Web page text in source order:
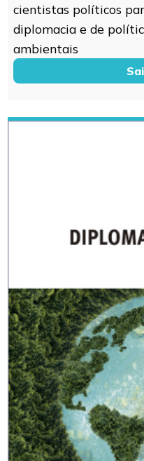
cientistas políticos
diplomacia e de
ambientais